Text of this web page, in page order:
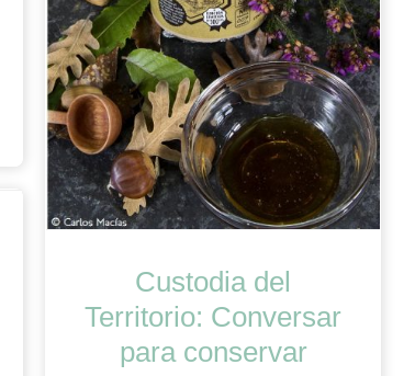
Custodia del
Territorio: Conversar
para conservar